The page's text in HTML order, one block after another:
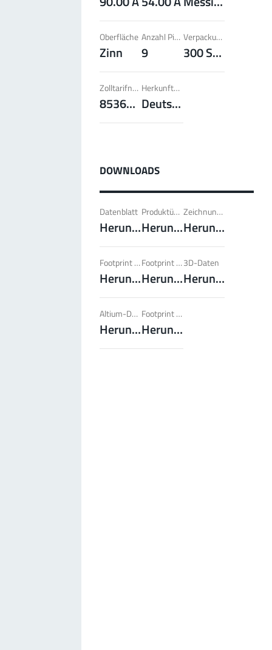
Oberfläche
Zinn
Anzahl Pins
9
Verpackungseinheit
300 Stück
Zolltarifnummer
85369095
Herkunftsland
Deutschland
DOWNLOADS
Datenblatt
Herunterladen
Produktübersicht
Herunterladen
Zeichnung / Abmasse Artikel
Herunterladen
Footprint pdf
Herunterladen
Footprint pdf
Herunterladen
3D-Daten
Herunterladen
Altium-Daten
Herunterladen
Footprint dxf
Herunterladen
Steckverbindern; Hohe Kontaktüberdeckung der
Lammellenkontakte.
Mehr zur Produktgruppe
PowerFlex
Schrauben
Bis 60 A
Ideal für die Kombination von Schraub- und
Mehr zur Produktgruppe
LF PowerPlus
Schrauben
Bis 360 A
Ideal für erhöhte Drehmomentanforderungen (ab
4 Nm), geringe Gewichtsanforderungen und
automatisierte Verarbeitungen.
Mehr zur Produktgruppe
LF PowerBasket